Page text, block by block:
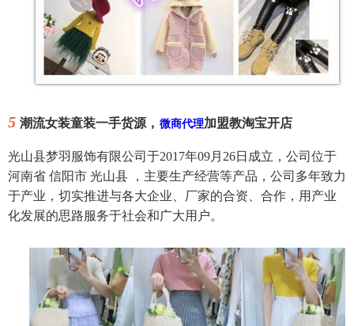
5 潮流女装童装一手货源， 微商代理加盟教淘宝开店
光山县梦羽服饰有限公司于2017年09月26日成立，公司位于
河南省 信阳市 光山县 ，主要生产经营等产品，公司多年致力
于产业，切实推进与各大企业、厂家的合资、合作，用产业
化发展的思路服务于社会和广大用户。